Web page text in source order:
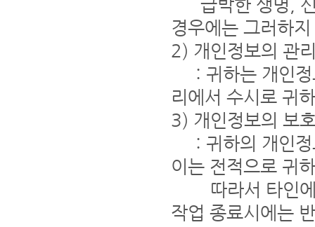
급박한 생명, 신
경우에는 그러하
2) 개인정보의 관
: 귀하는 개인정
리에서 수시로 귀
3) 개인정보의 보
: 귀하의 개인정
이는 전적으로 귀
따라서 타인에
작업 종료시에는